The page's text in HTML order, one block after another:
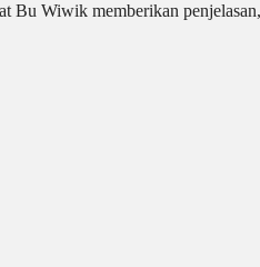
Bu Wiwik memberikan